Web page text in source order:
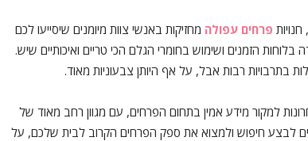
פרחים עפולה מחזיקות באנשי צוות מיומנים שיסייעו לכם
הזמנים ושימוש בחומרי הגלם הכי טריים ואיכותיים שיש.
בתרבויות רבות אבל, על אף היותן צבעוניות מאוד.
למקור מידע אמין בתחום הפרחים, עם מגוון רחב מאוד של
לבצע חיפוש ולמצוא את ספק הפרחים הקרוב לבית שלכם, על